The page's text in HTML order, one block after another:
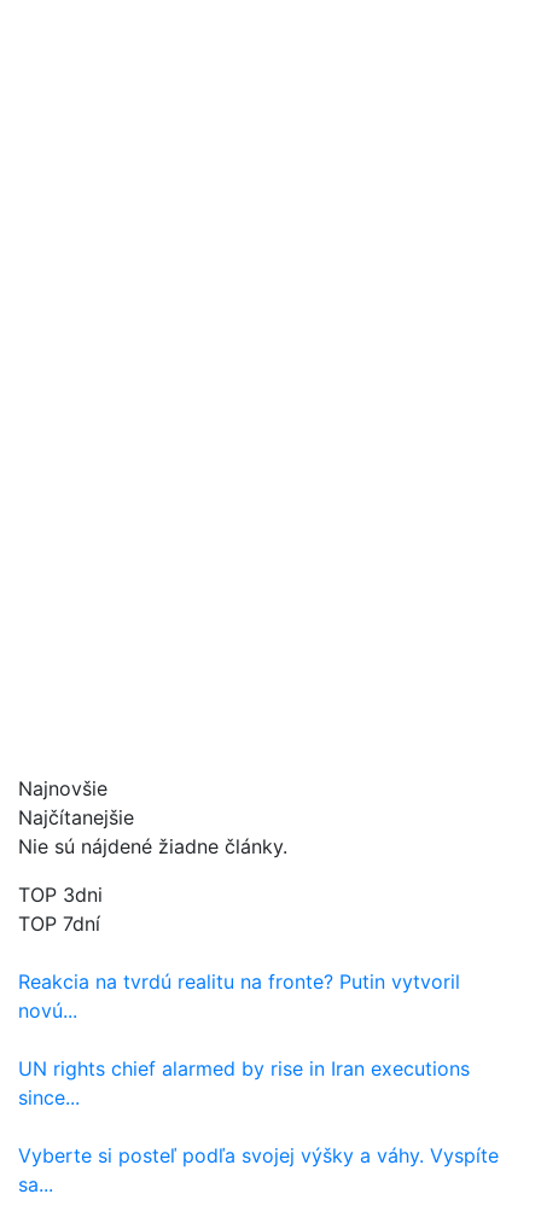
Najnovšie
Najčítanejšie
Nie sú nájdené žiadne články.
TOP 3dni
TOP 7dní
Reakcia na tvrdú realitu na fronte? Putin vytvoril
novú...
UN rights chief alarmed by rise in Iran executions
since...
Vyberte si posteľ podľa svojej výšky a váhy. Vyspíte
sa...